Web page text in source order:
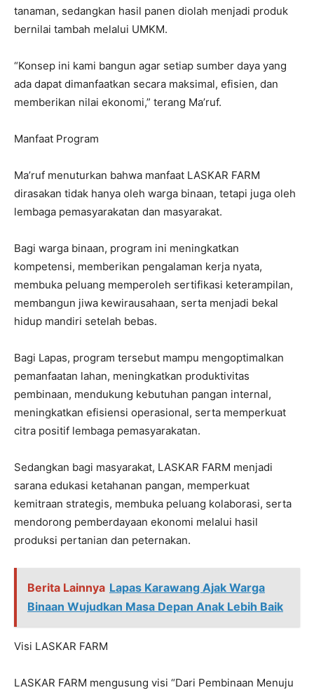
tanaman, sedangkan hasil panen diolah menjadi produk
bernilai tambah melalui UMKM.
“Konsep ini kami bangun agar setiap sumber daya yang
ada dapat dimanfaatkan secara maksimal, efisien, dan
memberikan nilai ekonomi,” terang Ma’ruf.
Manfaat Program
Ma’ruf menuturkan bahwa manfaat LASKAR FARM
dirasakan tidak hanya oleh warga binaan, tetapi juga oleh
lembaga pemasyarakatan dan masyarakat.
Bagi warga binaan, program ini meningkatkan
kompetensi, memberikan pengalaman kerja nyata,
membuka peluang memperoleh sertifikasi keterampilan,
membangun jiwa kewirausahaan, serta menjadi bekal
hidup mandiri setelah bebas.
Bagi Lapas, program tersebut mampu mengoptimalkan
pemanfaatan lahan, meningkatkan produktivitas
pembinaan, mendukung kebutuhan pangan internal,
meningkatkan efisiensi operasional, serta memperkuat
citra positif lembaga pemasyarakatan.
Sedangkan bagi masyarakat, LASKAR FARM menjadi
sarana edukasi ketahanan pangan, memperkuat
kemitraan strategis, membuka peluang kolaborasi, serta
mendorong pemberdayaan ekonomi melalui hasil
produksi pertanian dan peternakan.
Berita Lainnya Lapas Karawang Ajak Warga
Binaan Wujudkan Masa Depan Anak Lebih Baik
Visi LASKAR FARM
LASKAR FARM mengusung visi “Dari Pembinaan Menuju